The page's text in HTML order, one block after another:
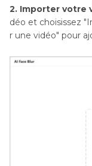
2. Importer votre
déo et choisissez
r une vidéo" pour